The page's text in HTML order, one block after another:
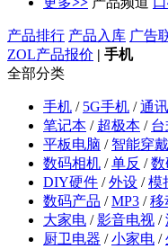
产品排行 产品入库 广告
ZOL产品报价 | 手机
全部分类
手机 / 5G手机 /通
笔记本 / 超极本 /
平板电脑 / 智能穿戴
数码相机 /单反 /数
DIY硬件 /外设 /模
数码产品 /MP3 /移
大家电 /影音电视 /
厨卫电器 /小家电 /